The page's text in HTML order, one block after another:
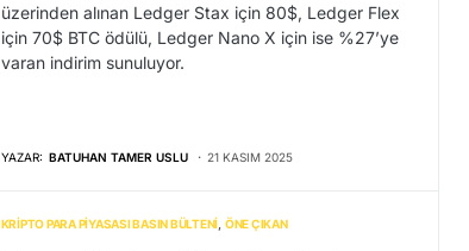
üzerinden alınan Ledger Stax için 80$, Ledger Flex
için 70$ BTC ödülü, Ledger Nano X için ise %27’ye
varan indirim sunuluyor.
YAZAR: BATUHAN TAMER USLU 21 KASIM 2025
KRIPTO PARA PIYASASI BASIN BÜLTENI ÖNE ÇIKAN